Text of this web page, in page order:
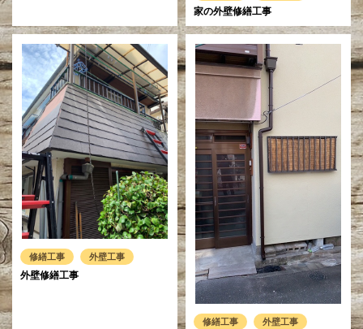
家の外壁修繕工事
修繕工事 外壁工事
外壁修繕工事
修繕工事 外壁工事